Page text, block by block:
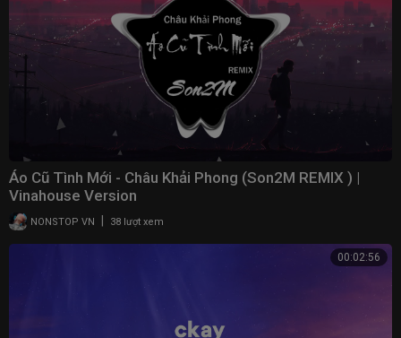
Áo Cũ Tình Mới - Châu Khải Phong (Son2M REMIX ) |
Vinahouse Version
NONSTOP VN 38 lượt xem
00:02:56